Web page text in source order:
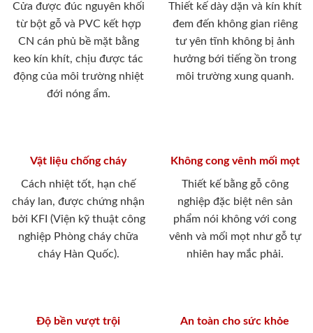
Cửa được đúc nguyên khối
từ bột gỗ và PVC kết hợp
CN cán phủ bề mặt bằng
keo kín khít, chịu được tác
động của môi trường nhiệt
đới nóng ẩm.
Thiết kế dày dặn và kín khít
đem đến không gian riêng
tư yên tĩnh không bị ảnh
hưởng bới tiếng ồn trong
môi trường xung quanh.
Vật liệu chống cháy
Cách nhiệt tốt, hạn chế
cháy lan, được chứng nhận
bởi KFI (Viện kỹ thuật công
nghiệp Phòng cháy chữa
cháy Hàn Quốc).
Không cong vênh mối mọt
Thiết kế bằng gỗ công
nghiệp đặc biệt nên sản
phẩm nói không với cong
vênh và mối mọt như gỗ tự
nhiên hay mắc phải.
Độ bền vượt trội An toàn cho sức khỏe